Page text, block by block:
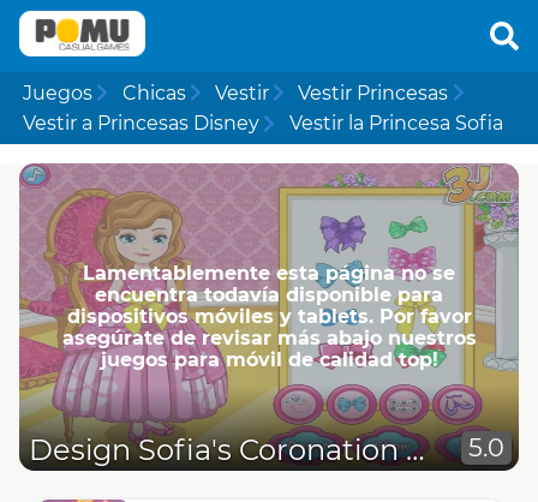
Juegos Chicas Vestir
Vestir Princesas
Vestir a Princesas Disney
Vestir la Princesa Sofia
Lamentablemente esta página no se
encuentra todavía disponible para
dispositivos móviles y tablets. Por favor
asegúrate de revisar más abajo nuestros
juegos para móvil de calidad top!
Design Sofia's Coronation Dress 5.0